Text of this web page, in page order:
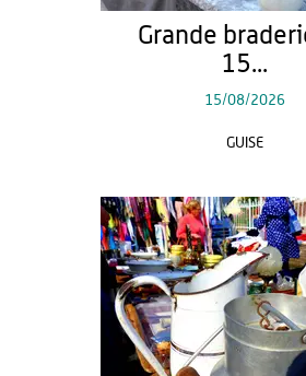
Grande
15...
15/08/2026
GUISE